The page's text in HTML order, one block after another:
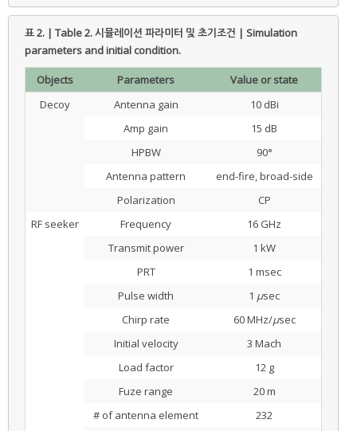
표 2. | Table 2.시뮬레이션 파라미터 및 초기조건 | Simulation
parameters and initial condition.
Objects Parameters
Value or state
Decoy
Antenna gain
10 dBi
Amp gain
15 dB
HPBW
90°
Antenna pattern
end-fire, broad-side
Polarization
CP
RF seeker
Frequency
16 GHz
Transmit power
1 kW
PRT
1 msec
Pulse width
1 μsec
Chirp rate
60 MHz/μsec
Initial velocity
3 Mach
Load factor
12 g
Fuze range
20 m
# of antenna element
232